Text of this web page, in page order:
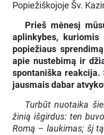
Popiežiškojoje Šv.
Prieš mėnesį
aplinkybes,
popiežiaus
apie nustebimą ir
spontaniška
jausmais dabar
Turbūt nuotaika
žinią išgirdus: ten
Romą – laukimas; šį